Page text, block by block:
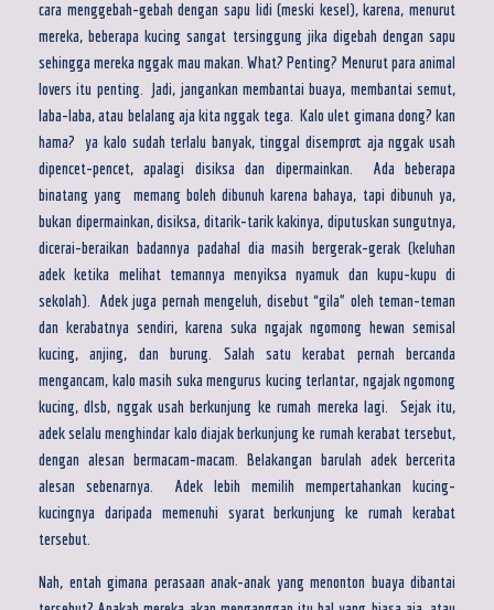
cara menggebah-gebah dengan sapu lidi (meski kesel), karena, menurut
mereka, beberapa kucing sangat tersinggung jika digebah dengan sapu
sehingga mereka nggak mau makan. What? Penting? Menurut para animal
lovers itu penting. Jadi, jangankan membantai buaya, membantai semut,
laba-laba, atau belalang aja kita nggak tega. Kalo ulet gimana dong? kan
hama? ya kalo sudah terlalu banyak, tinggal disemprot aja nggak usah
dipencet-pencet, apalagi disiksa dan dipermainkan. Ada beberapa
binatang yang memang boleh dibunuh karena bahaya, tapi dibunuh ya,
bukan dipermainkan, disiksa, ditarik-tarik kakinya, diputuskan sungutnya,
dicerai-beraikan badannya padahal dia masih bergerak-gerak (keluhan
adek ketika melihat temannya menyiksa nyamuk dan kupu-kupu di
sekolah). Adek juga pernah mengeluh, disebut “gila” oleh teman-teman
dan kerabatnya sendiri, karena suka ngajak ngomong hewan semisal
kucing, anjing, dan burung. Salah satu kerabat pernah bercanda
mengancam, kalo masih suka mengurus kucing terlantar, ngajak ngomong
kucing, dlsb, nggak usah berkunjung ke rumah mereka lagi. Sejak itu,
adek selalu menghindar kalo diajak berkunjung ke rumah kerabat tersebut,
dengan alesan bermacam-macam. Belakangan barulah adek bercerita
alesan sebenarnya. Adek lebih memilih mempertahankan kucing-
kucingnya daripada memenuhi syarat berkunjung ke rumah kerabat
tersebut.
Nah, entah gimana perasaan anak-anak yang menonton buaya dibantai